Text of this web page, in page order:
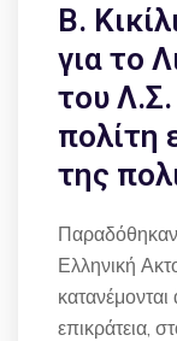
Β.
για το
του
πολίτη
της
Ελληνική
επικράτεια,